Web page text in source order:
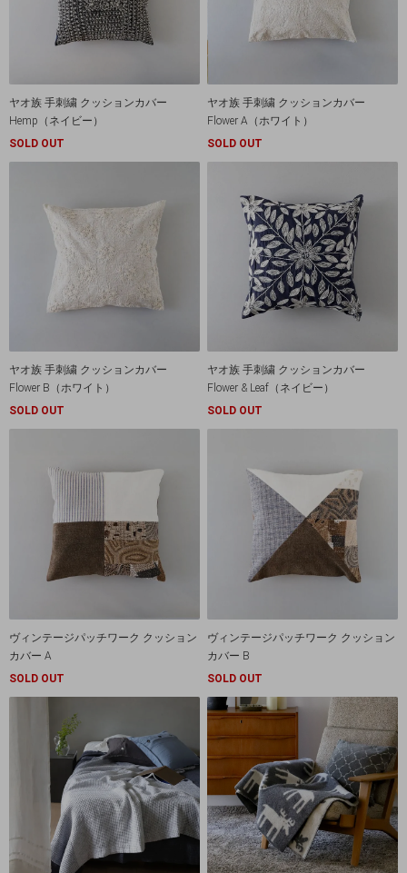
ヤオ族 手刺繍 クッションカバー
Hemp（ネイビー）
SOLD OUT
ヤオ族 手刺繍 クッションカバー
Flower A（ホワイト）
SOLD OUT
ヤオ族 手刺繍 クッションカバー
Flower B（ホワイト）
SOLD OUT
ヤオ族 手刺繍 クッションカバー
Flower & Leaf（ネイビー）
SOLD OUT
ヴィンテージパッチワーク クッション
カバー A
SOLD OUT
ヴィンテージパッチワーク クッション
カバー B
SOLD OUT